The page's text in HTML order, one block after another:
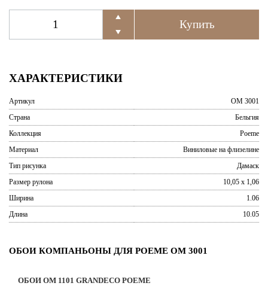
ХАРАКТЕРИСТИКИ
Артикул
OM 3001
Страна
Бельгия
Коллекция
Poeme
Материал
Виниловые на флизелине
Тип рисунка
Дамаск
Размер рулона
10,05 x 1,06
Ширина
1.06
Длина
10.05
ОБОИ КОМПАНЬОНЫ ДЛЯ POEME OM 3001
ОБОИ OM 1101 GRANDECO POEME